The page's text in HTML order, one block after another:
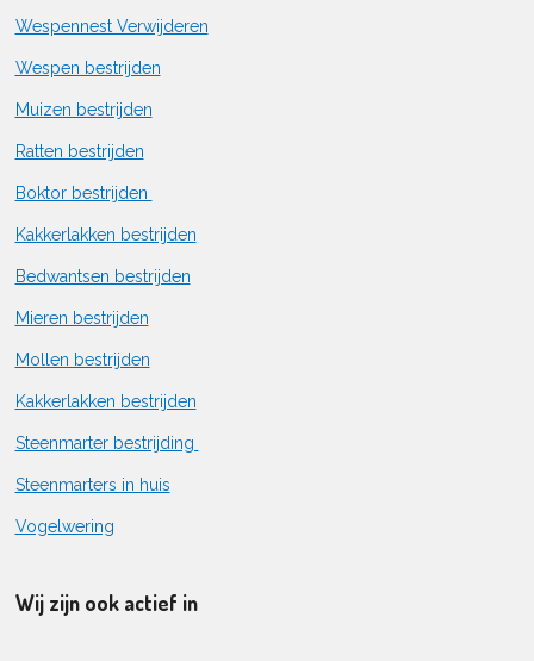
Wespennest Verwijderen
Wespen bestrijden
Muizen bestrijden
Ratten bestrijden
Boktor bestrijden
Kakkerlakken bestrijden
Bedwantsen bestrijden
Mieren bestrijden
Mollen bestrijden
Kakkerlakken bestrijden
Steenmarter bestrijding
Steenmarters in huis
Vogelwering
Wij zijn ook actief in